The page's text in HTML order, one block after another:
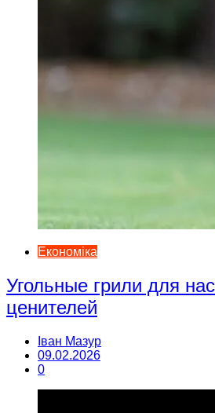
Економіка
Угольные грили для
ценителей
Іван Мазур
09.02.2026
0